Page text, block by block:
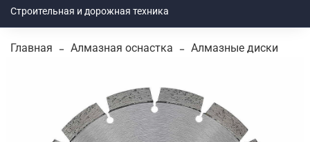
Строительная и дорожная техника
Главная Алмазная оснастка Алмазные диски